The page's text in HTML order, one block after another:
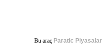
Bu araç Paratic Piyasalar